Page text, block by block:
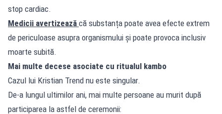
stop cardiac.
Medicii avertizează că substanța poate avea efecte extrem
de periculoase asupra organismului și poate provoca inclusiv
moarte subită.
Mai multe decese asociate cu ritualul kambo
Cazul lui Kristian Trend nu este singular.
De-a lungul ultimilor ani, mai multe persoane au murit după
participarea la astfel de ceremonii: